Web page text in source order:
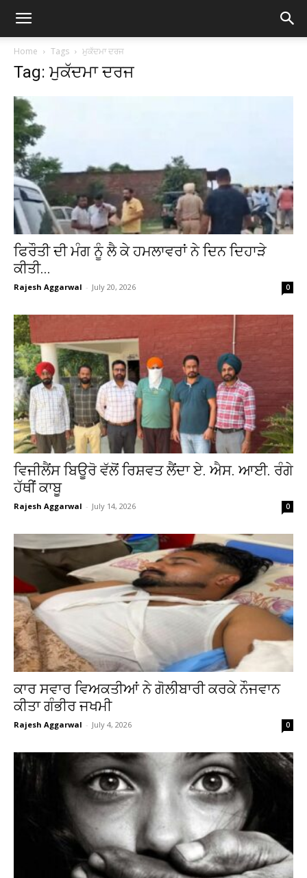
Home Tags ਮੁਕੱਦਮਾ ਦਰਜ
Tag: ਮੁਕੱਦਮਾ ਦਰਜ
ਫਿਰੌਤੀ ਦੀ ਮੰਗ ਨੂੰ ਲੈ ਕੇ ਹਮਲਾਵਰਾਂ ਨੇ ਦਿਨ ਦਿਹਾੜੇ
ਕੀਤੀ...
Rajesh Aggarwal - July 20, 2026 0
ਵਿਜੀਲੈਂਸ ਬਿਊਰੋ ਵੱਲੋਂ ਰਿਸ਼ਵਤ ਲੈਂਦਾ ਏ. ਐਸ. ਆਈ. ਰੰਗੇ
ਹੱਥੀਂ ਕਾਬੂ
Rajesh Aggarwal - July 14, 2026 0
ਕਾਰ ਸਵਾਰ ਵਿਅਕਤੀਆਂ ਨੇ ਗੋਲੀਬਾਰੀ ਕਰਕੇ ਨੌਜਵਾਨ
ਕੀਤਾ ਗੰਭੀਰ ਜਖਮੀ
Rajesh Aggarwal - July 4, 2026 0